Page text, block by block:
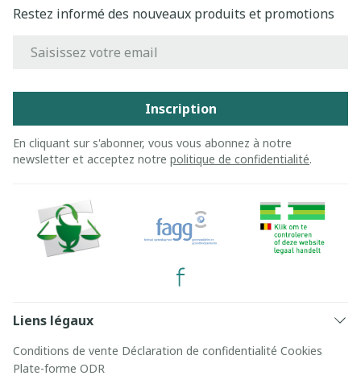
Restez informé des nouveaux produits et promotions
Inscription
En cliquant sur s'abonner, vous vous abonnez à notre
newsletter et acceptez notre politique de confidentialité.
Liens légaux
Conditions de vente Déclaration de confidentialité Cookies
Plate-forme ODR